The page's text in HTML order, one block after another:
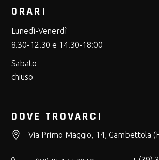
ORARI
Lunedì-Venerdì
8.30-12.30 e 14.30-18:00
Sabato
chiuso
DOVE TROVARCI
Via Primo Maggio, 14, Gambettola